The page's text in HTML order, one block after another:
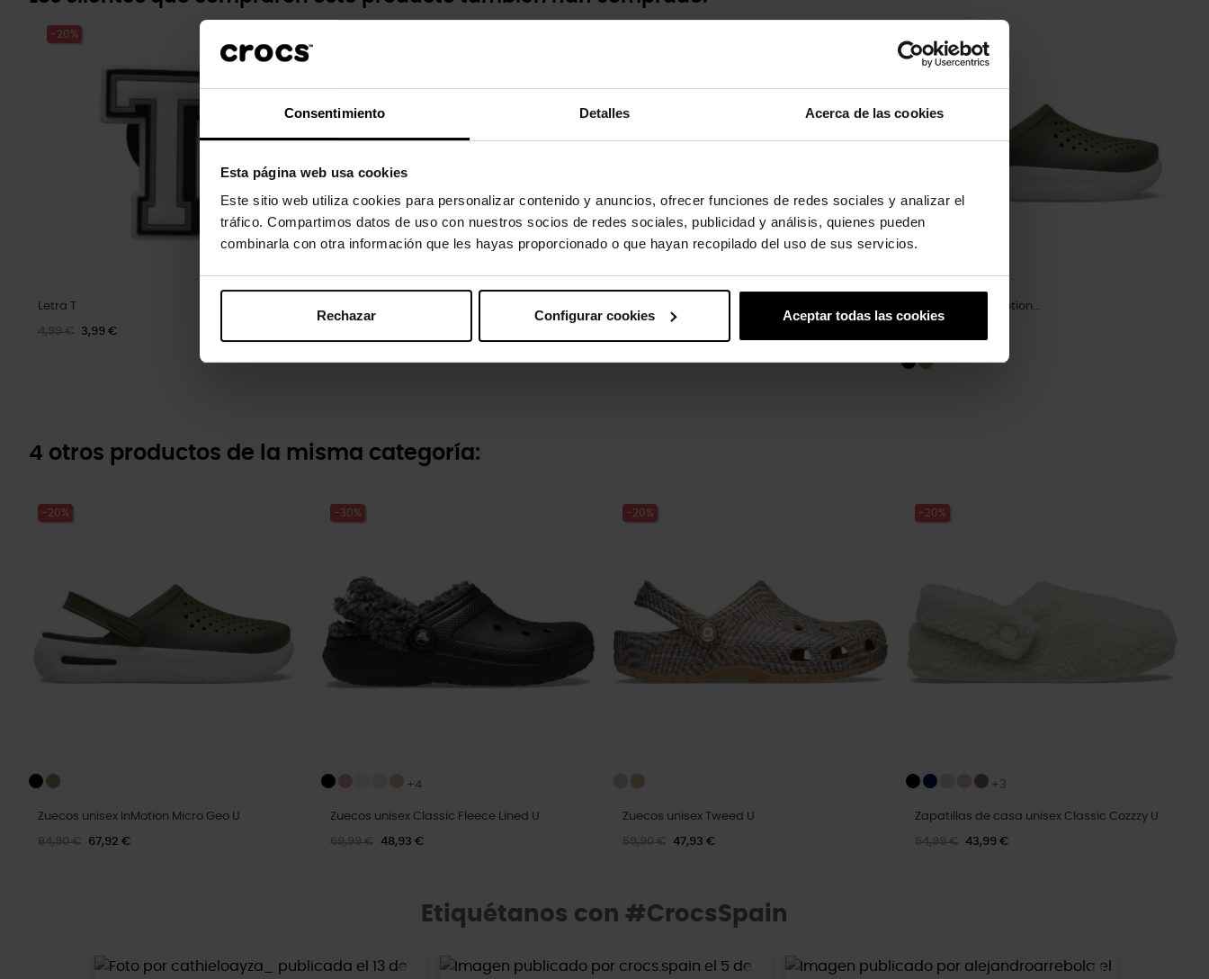
Consentimiento Detalles Acerca de las cookies
Esta página web usa cookies
Este sitio web utiliza cookies para personalizar contenido y anuncios, ofrecer funciones de redes sociales y analizar el
tráfico. Compartimos datos de uso con nuestros socios de redes sociales, publicidad y análisis, quienes pueden
combinarla con otra información que les hayas proporcionado o que hayan recopilado del uso de sus servicios.
Rechazar Configurar cookies Aceptar todas las cookies
-20%
Letra T
4,99 € 3,99 €
Zuecos unisex InMotion...
4 otros productos de la misma categoría:
-20%
Zuecos unisex InMotion Micro Geo U
84,90 € 67,92 €
-30%
+4
Zuecos unisex Classic Fleece Lined U
69,99 € 48,93 €
-20%
Zuecos unisex Tweed U
59,90 € 47,93 €
-20%
+3
Zapatillas de casa unisex Classic Cozzzy U
54,99 € 43,99 €
Etiquétanos con #CrocsSpain